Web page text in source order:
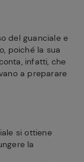
del guanciale e
poiché la sua
infatti, che
a preparare
si ottiene
la